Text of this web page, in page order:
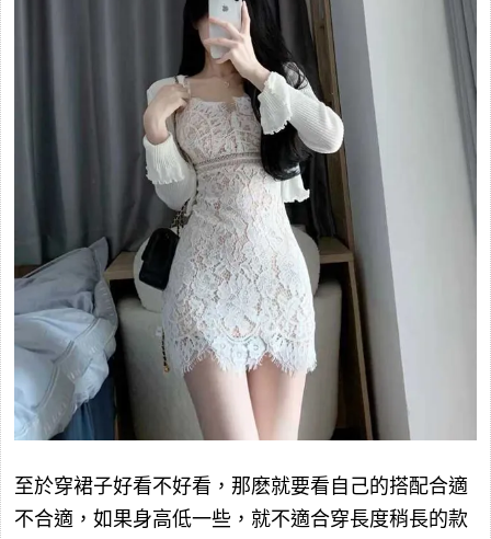
至於穿裙子好看不好看，那麽就要看自己的搭配合適
不合適，如果身高低一些，就不適合穿長度稍長的款